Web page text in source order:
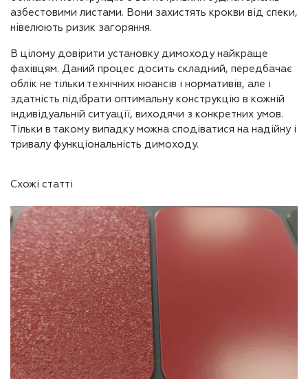
азбестовими листами. Вони захистять крокви від спеки,
нівелюють ризик загоряння.
В цілому довірити установку димоходу найкраще
фахівцям. Даний процес досить складний, передбачає
облік не тільки технічних нюансів і нормативів, але і
здатність підібрати оптимальну конструкцію в кожній
індивідуальній ситуації, виходячи з конкретних умов.
Тільки в такому випадку можна сподіватися на надійну і
тривалу функціональність димоходу.
Схожі статті